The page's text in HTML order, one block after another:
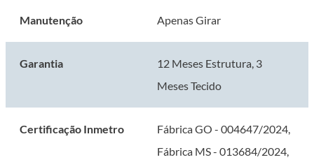
Manutenção Apenas Girar
Garantia
12 Meses Estrutura, 3
Meses Tecido
Certificação Inmetro
Fábrica GO - 004647/2024,
Fábrica MS - 013684/2024,